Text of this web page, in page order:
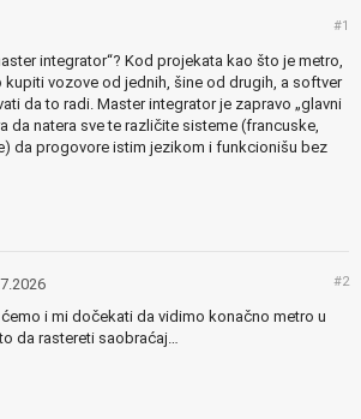
#1
integrator“? Kod projekata kao što je metro,
kupiti vozove od jednih, šine od drugih, a softver
da to radi. Master integrator je zapravo „glavni
da natera sve te različite sisteme (francuske,
da progovore istim jezikom i funkcionišu bez
#2
i mi dočekati da vidimo konačno metro u
da rastereti saobraćaj…